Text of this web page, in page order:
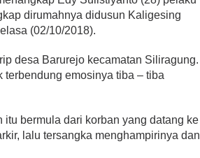
dirumahnya didusun Kaligesing
(02/10/2018).
desa Barurejo kecamatan Siliragung.
emosinya tiba – tiba
bermula dari korban yang datang ke
lalu tersangka menghampirinya dan